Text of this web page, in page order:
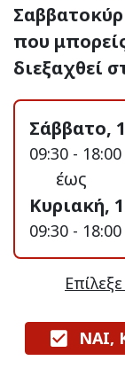
που
διεξαχθεί
Σάββατο,
09:30 - 18:00
έως
Κυριακή,
09:30 - 18:00
ΝΑΙ,